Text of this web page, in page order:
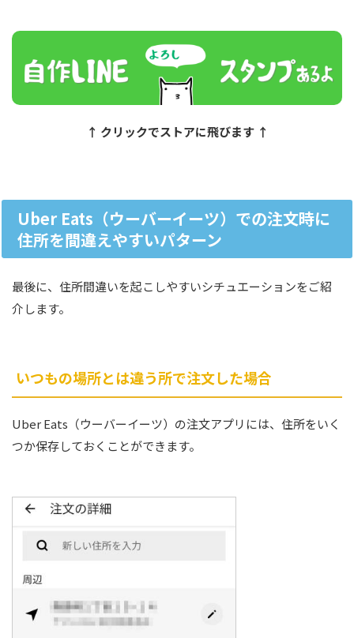
↑ クリックでストアに飛びます ↑
Uber Eats（ウーバーイーツ）での注文時に
住所を間違えやすいパターン
最後に、住所間違いを起こしやすいシチュエーションをご紹
介します。
いつもの場所とは違う所で注文した場合
Uber Eats（ウーバーイーツ）の注文アプリには、住所をいく
つか保存しておくことができます。